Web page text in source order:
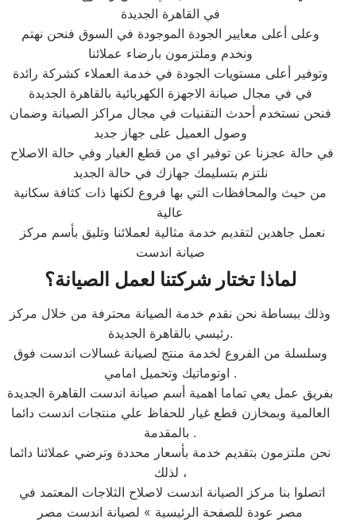
في القاهرة الجديدة
وعلى أعلى معايير الجودة الموجودة في السوق فنحن نهتم
ونخدم وملتزمون بارضاء عملائنا
وتوفير أعلى مستويات الجودة في خدمة العملاء كشركة رائدة
في في مجال صيانة الاجهزة الكهربائية بالقاهرة الجديدة
فنحن نستخدم أحدث التقنيات في مجال مراكز الصيانة وضمان
وصول العميل على جهاز جديد
نلتزم بتسليمك جهازك في حالة الجديد
من حيث والمحافظات التي بها فروع لكنها ذات كثافة سكانية
عالية
صيانة اندست
لماذا تختار شركتنا لعمل الصيانة؟
وذلك ببساطة نحن نقدم خدمة الصيانة محترفة من خلال مركز
رئيسي بالقاهرة الجديدة.
وسلسلة من الفروع لخدمة منتج لصيانة غسالات اندست فوق
اوتوماتيك وتحميل امامي .
بفريق عمل يعي تماما اهمية أسم صيانة اندست القاهرة الجديدة
العالمية وبمخازن قطع غيار للحفاظ علي منتجات اندست دائما
بالمقدمة .
نحن ملتزمون بتقديم خدمة بأسعار محددة وترضي عملائنا دائما
لذلك ،
مصر عودة للصفحة الرئيسية » لصيانة اندست مصر